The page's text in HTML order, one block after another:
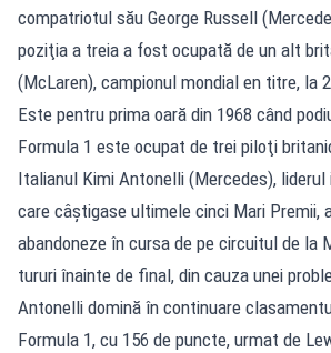
compatriotul său George Russell
poziţia a treia a fost ocupată de un alt
(McLaren), campionul mondial en titre, la
Este pentru prima oară din 1968 când
Formula 1 este ocupat de trei piloţi
Italianul Kimi Antonelli (Mercedes), liderul
care câştigase ultimele cinci Mari Premii,
abandoneze în cursa de pe circuitul de la
tururi înainte de final, din cauza unei
Antonelli domină în continuare
Formula 1, cu 156 de puncte, urmat de